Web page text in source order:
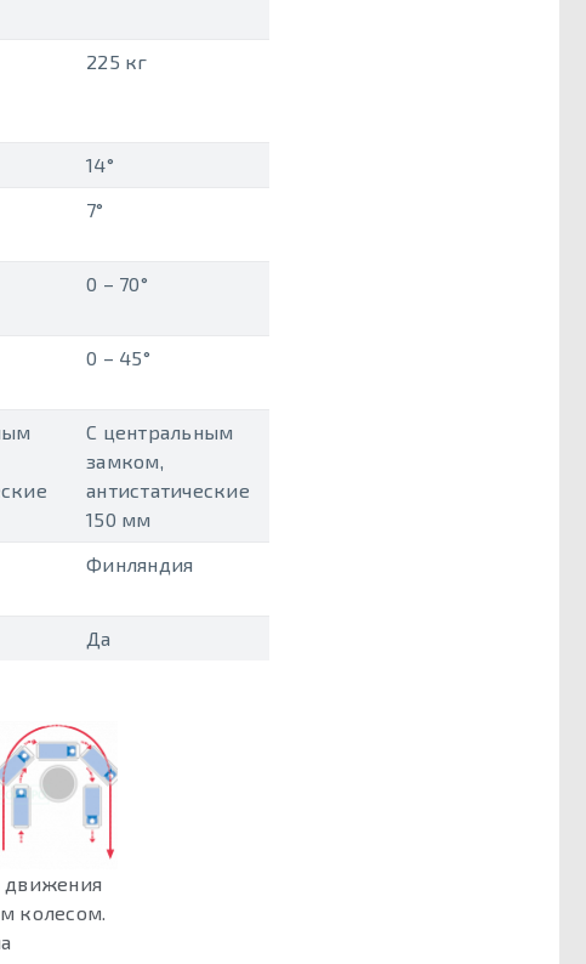
225 кг
14°
7°
0 – 70°
0 – 45°
С центральным
замком,
антистатические
150 мм
Финляндия
Да
движения
колесом.